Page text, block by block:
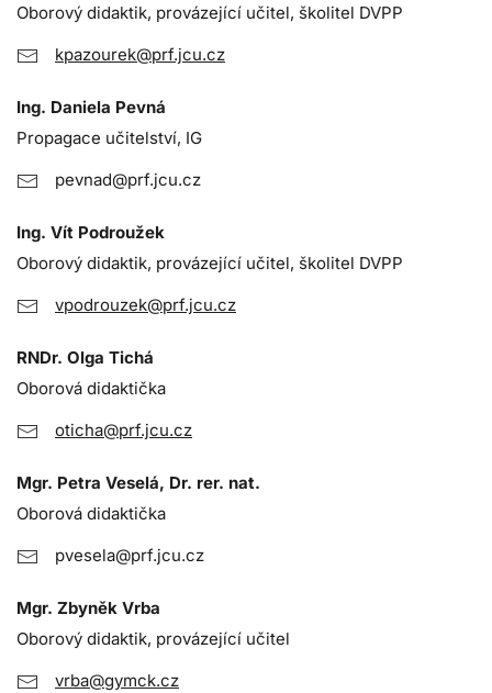
Oborový didaktik, provázející učitel, školitel DVPP
kpazourek@prf.jcu.cz
Ing. Daniela Pevná
Propagace učitelství, IG
pevnad@prf.jcu.cz
Ing. Vít Podroužek
Oborový didaktik, provázející učitel, školitel DVPP
vpodrouzek@prf.jcu.cz
RNDr. Olga Tichá
Oborová didaktička
oticha@prf.jcu.cz
Mgr. Petra Veselá, Dr. rer. nat.
Oborová didaktička
pvesela@prf.jcu.cz
Mgr. Zbyněk Vrba
Oborový didaktik, provázející učitel
vrba@gymck.cz